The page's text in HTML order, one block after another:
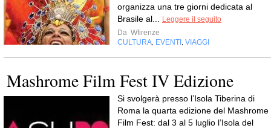
organizza una tre giorni dedicata al
Brasile al...
Leggere il seguito
Da Wfirenze
CULTURA EVENTI VIAGGI
Mashrome Film Fest IV Edizione
Si svolgerà presso l’Isola Tiberina di
Roma la quarta edizione del Mashrome
Film Fest: dal 3 al 5 luglio l’Isola del